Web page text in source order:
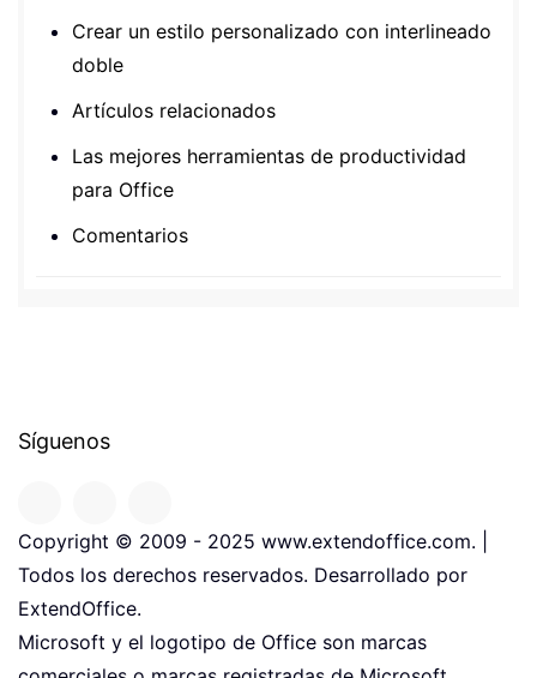
Crear un estilo personalizado con interlineado
doble
Artículos relacionados
Las mejores herramientas de productividad
para Office
Comentarios
Síguenos
Copyright © 2009 - 2025 www.extendoffice.com. |
Todos los derechos reservados. Desarrollado por
ExtendOffice.
Microsoft y el logotipo de Office son marcas